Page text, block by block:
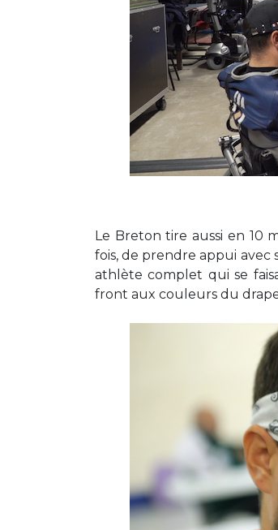
Le Breton tire aussi en 10
fois, de prendre appui avec
athlète complet qui se
front aux couleurs du